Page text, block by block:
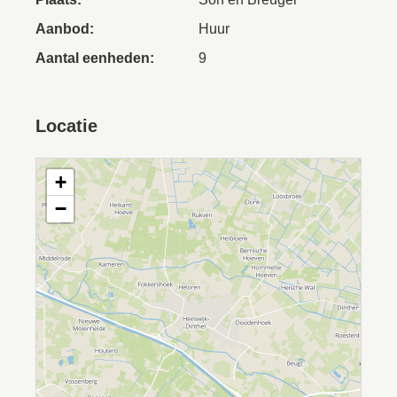
Aanbod:
Huur
Aantal eenheden:
9
Locatie
+
−